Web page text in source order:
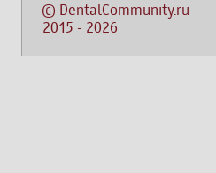
© DentalCommunity.ru
2015 - 2026